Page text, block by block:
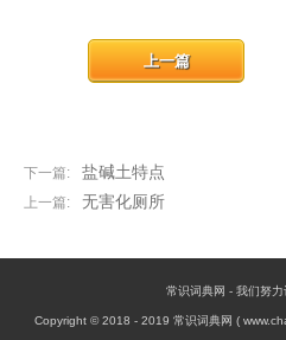
下一篇: 盐碱土特点
上一篇: 无害化厕所
上一篇
常识词典网 - 我们努力
Copyright © 2018 - 2019 常识词典网 (